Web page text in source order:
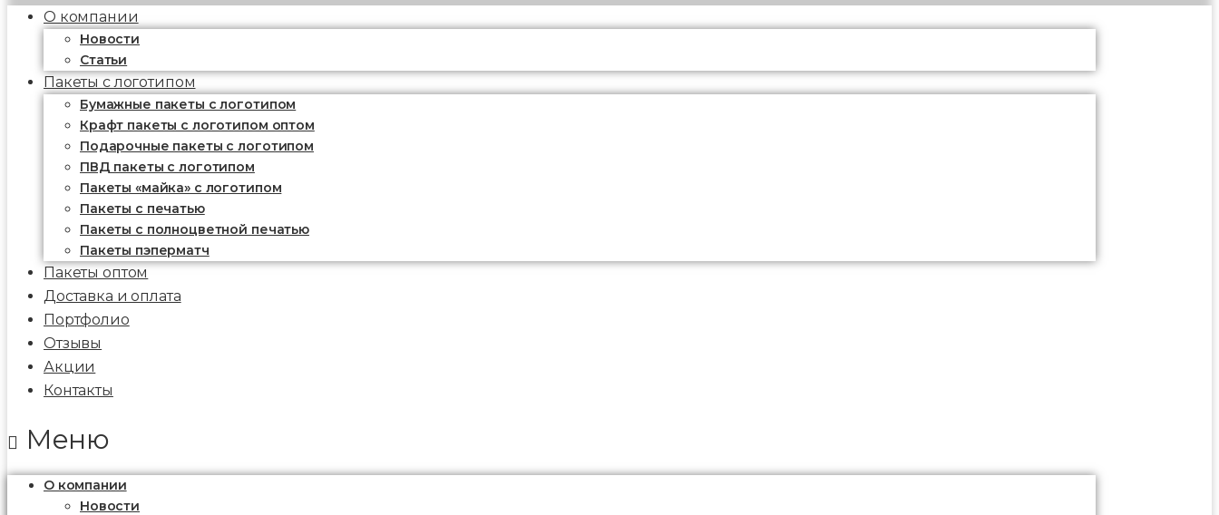
О компании
Новости
Статьи
Пакеты с логотипом
Бумажные пакеты с логотипом
Крафт пакеты с логотипом оптом
Подарочные пакеты с логотипом
ПВД пакеты с логотипом
Пакеты «майка» с логотипом
Пакеты c печатью
Пакеты с полноцветной печатью
Пакеты пэперматч
Пакеты оптом
Доставка и оплата
Портфолио
Отзывы
Акции
Контакты
Меню
О компании
Новости